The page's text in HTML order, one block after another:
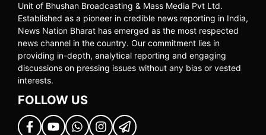
Unit of Bhushan Broadcasting & Mass Media Pvt Ltd.
Established as a pioneer in credible news reporting in India,
News Nation Bharat has emerged as the most respected
news channel in the country. Our commitment lies in
providing in-depth, analytical reporting and engaging
discussions on pressing issues without any bias or vested
interests.
FOLLOW US